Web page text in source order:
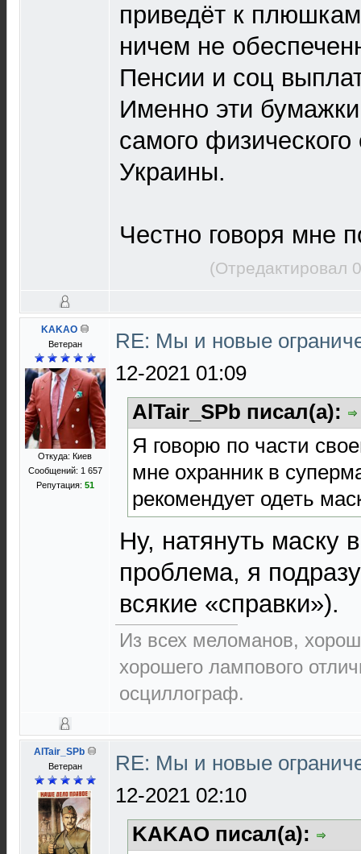
приведёт к
ничем не
Пенсии и соц
Именно эти
самого
Украины.
Честно говоря мне
(Отредактировал
KAKAO
Ветеран
Откуда: Киев
Сообщений: 1 657
Репутация: 51
RE: Мы и новые
12-2021 01:09
AlTair_SPb писал(а):
Я говорю по части
мне охранник в
рекомендует одеть
Ну, натянуть маску
проблема, я
всякие «справки»).
Из всех меломанов,
хорошего лампового
осциллограф.
AlTair_SPb
Ветеран
RE: Мы и новые
12-2021 02:10
KAKAO писал(а):